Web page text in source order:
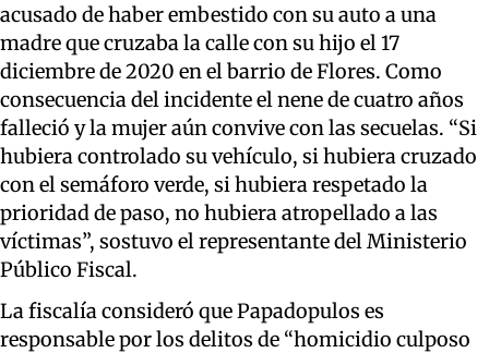
acusado de haber embestido con su auto a una
madre que cruzaba la calle con su hijo el 17
diciembre de 2020 en el barrio de Flores. Como
consecuencia del incidente el nene de cuatro años
falleció y la mujer aún convive con las secuelas. “Si
hubiera controlado su vehículo, si hubiera cruzado
con el semáforo verde, si hubiera respetado la
prioridad de paso, no hubiera atropellado a las
víctimas”, sostuvo el representante del Ministerio
Público Fiscal.
La fiscalía consideró que Papadopulos es
responsable por los delitos de “homicidio culposo